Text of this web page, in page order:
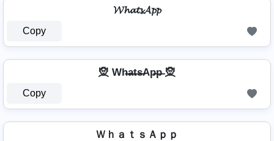
𝓦𝓱𝓪𝓽𝓼𝓐𝓹𝓹
Copy
🧝 Wh̶a̶t̶s̶Ap̶p̶ 🧝
Copy
ＷｈａｔｓＡｐｐ